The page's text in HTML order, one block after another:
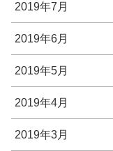
2019年7月
2019年6月
2019年5月
2019年4月
2019年3月